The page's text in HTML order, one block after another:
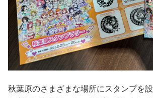
秋葉原のさまざまな場所にスタンプを